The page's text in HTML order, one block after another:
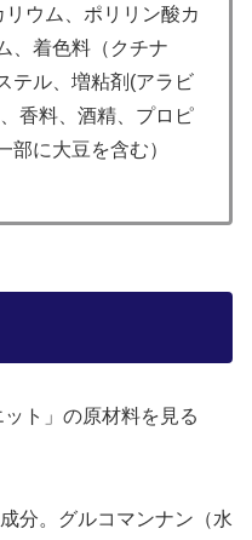
ウム、ポリリン酸カ
、着色料（クチナ
テル、増粘剤(アラビ
香料、酒精、プロピ
部に大豆を含む）
ット」の原材料を見る
分。グルコマンナン（水